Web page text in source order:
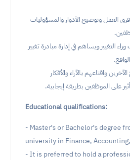
فرق العمل وتوضيح الأدوار والمسؤوليات
التغيير ويساهم في إدارة مبادرة تغيير
واقناعهم بالآراء والأفكار
على الموظفين بطريقة إيجابية.
Educational qualifications:
- Master's or Bachelor's degree
university in Finance,
- It is preferred to hold a